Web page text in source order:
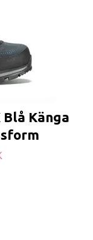
Blå Känga